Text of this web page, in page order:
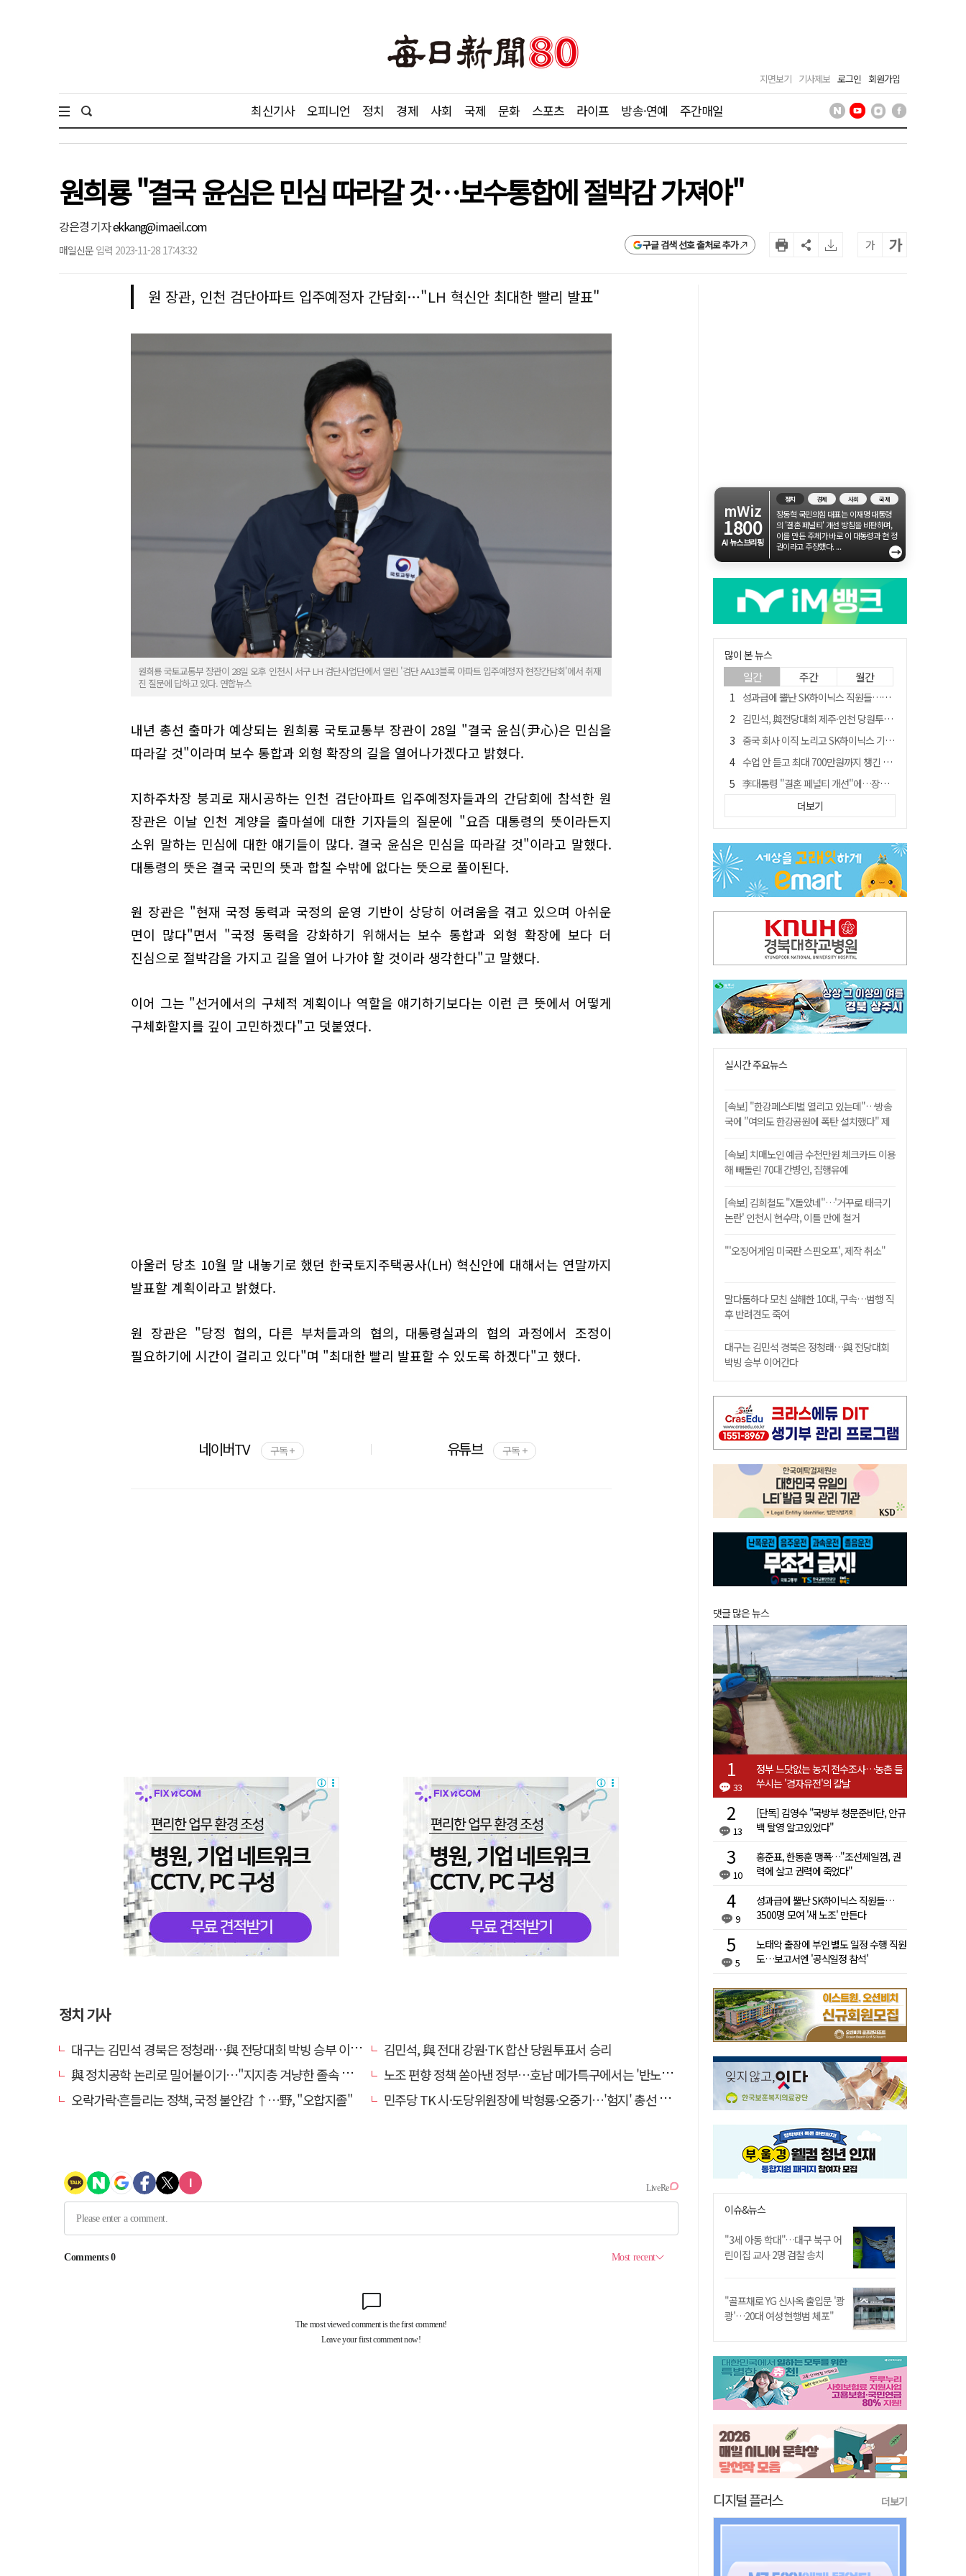
지면보기 기사제보 로그인 회원가입
최신기사 오피니언 정치 경제 사회 국제 문화 스포츠 라이프 방송·연예 주간매일
원희룡 "결국 윤심은 민심 따라갈 것…보수통합에 절박감 가져야"
강은경 기자ekkang@imaeil.com
매일신문 입력 2023-11-28 17:43:32 구글 검색 선호 출처로 추가 가 가
원 장관, 인천 검단아파트 입주예정자 간담회…"LH 혁신안 최대한 빨리 발표"
원희룡 국토교통부 장관이 28일 오후 인천시 서구 LH 검단사업단에서 열린 '검단 AA13블록 아파트 입주예정자 현장간담회'에서 취재
진 질문에 답하고 있다. 연합뉴스
내년 총선 출마가 예상되는 원희룡 국토교통부 장관이 28일 "결국 윤심(尹心)은 민심을
따라갈 것"이라며 보수 통합과 외형 확장의 길을 열어나가겠다고 밝혔다.
지하주차장 붕괴로 재시공하는 인천 검단아파트 입주예정자들과의 간담회에 참석한 원
장관은 이날 인천 계양을 출마설에 대한 기자들의 질문에 "요즘 대통령의 뜻이라든지
소위 말하는 민심에 대한 얘기들이 많다. 결국 윤심은 민심을 따라갈 것"이라고 말했다.
대통령의 뜻은 결국 국민의 뜻과 합칠 수밖에 없다는 뜻으로 풀이된다.
원 장관은 "현재 국정 동력과 국정의 운영 기반이 상당히 어려움을 겪고 있으며 아쉬운
면이 많다"면서 "국정 동력을 강화하기 위해서는 보수 통합과 외형 확장에 보다 더
진심으로 절박감을 가지고 길을 열어 나가야 할 것이라 생각한다"고 말했다.
이어 그는 "선거에서의 구체적 계획이나 역할을 얘기하기보다는 이런 큰 뜻에서 어떻게
구체화할지를 깊이 고민하겠다"고 덧붙였다.
아울러 당초 10월 말 내놓기로 했던 한국토지주택공사(LH) 혁신안에 대해서는 연말까지
발표할 계획이라고 밝혔다.
원 장관은 "당정 협의, 다른 부처들과의 협의, 대통령실과의 협의 과정에서 조정이
필요하기에 시간이 걸리고 있다"며 "최대한 빨리 발표할 수 있도록 하겠다"고 했다.
네이버TV 구독 + 유튜브 구독 +
정치 기사
대구는 김민석 경북은 정청래…與 전당대회 박빙 승부 이어간다
김민석, 與 전대 강원·TK 합산 당원투표서 승리
與 정치공학 논리로 밀어붙이기…"지지층 겨냥한 졸속 포퓰리즘 정책"
노조 편향 정책 쏟아낸 정부…호남 메가특구에서는 '반노조'?
오락가락·흔들리는 정책, 국정 불안감 ↑…野, "오합지졸"
민주당 TK 시·도당위원장에 박형룡·오중기…'험지' 총선 이끈다
mWiz
1800
AI 뉴스브리핑
정치 경제 사회 국제
장동혁 국민의힘 대표는 이재명 대통령
의 '결혼 페널티' 개선 방침을 비판하며,
이를 만든 주체가 바로 이 대통령과 현 정
권이라고 주장했다. ...
→
많이 본 뉴스
일간 주간 월간
성과급에 뿔난 SK하이닉스 직원들…3500명 모여 '새 노조' 만든다
김민석, 與전당대회 제주·인천 당원투표서 승리…누적 득표는 '초박빙'
중국 회사 이직 노리고 SK하이닉스 기밀 빼돌려…결국 실형
수업 안 듣고 최대 700만원까지 챙긴 포항 A대학 '유령 선수' 등 무더기 송치
李대통령 "결혼 페널티 개선"에…장동혁 "그 페널티 만든 게 이 정권"
경북 칠곡시니어클럽 커피앤솝 사업단…자개소품 만들기 문화체험 운영
신축 줄고 리모델링 뜨자…건설업계, 로봇·모듈러로 방향 튼다
"아버지 외출한 사이"…흉기로 40대母 살해한 고교 자퇴생, 구속 기로에
황희가 띄운 '버스 하우스'…민주당 "실현 거의 불가능, 해프닝으로 봐달라"
더보기
실시간 주요뉴스
[속보] "한강페스티벌 열리고 있는데"…방송
국에 "여의도 한강공원에 폭탄 설치했다" 제
[속보] 치매노인 예금 수천만원 체크카드 이용
해 빼돌린 70대 간병인, 집행유예
[속보] 김희철도 "X돌았네"…'거꾸로 태극기
논란' 인천시 현수막, 이틀 만에 철거
"'오징어게임 미국판 스핀오프', 제작 취소"
말다툼하다 모친 살해한 10대, 구속…범행 직
후 반려견도 죽여
대구는 김민석 경북은 정청래…與 전당대회
박빙 승부 이어간다
댓글 많은 뉴스
33
정부 느닷없는 농지 전수조사…농촌 들
쑤시는 '경자유전'의 칼날
13
[단독] 김영수 "국방부 청문준비단, 안규
백 탈영 알고있었다"
10
홍준표, 한동훈 맹폭…"조선제일껌, 권
력에 살고 권력에 죽었다"
9
성과급에 뿔난 SK하이닉스 직원들…
3500명 모여 '새 노조' 만든다
5
노태악 출장에 부인 별도 일정 수행 직원
도…보고서엔 '공식일정 참석'
이슈&뉴스
"3세 아동 학대"…대구 북구 어
린이집 교사 2명 검찰 송치
"골프채로 YG 신사옥 출입문 '쾅
쾅'…20대 여성 현행범 체포"
디지털 플러스 더보기